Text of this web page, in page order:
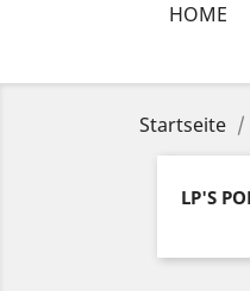
HOME
Startseite
LP'S